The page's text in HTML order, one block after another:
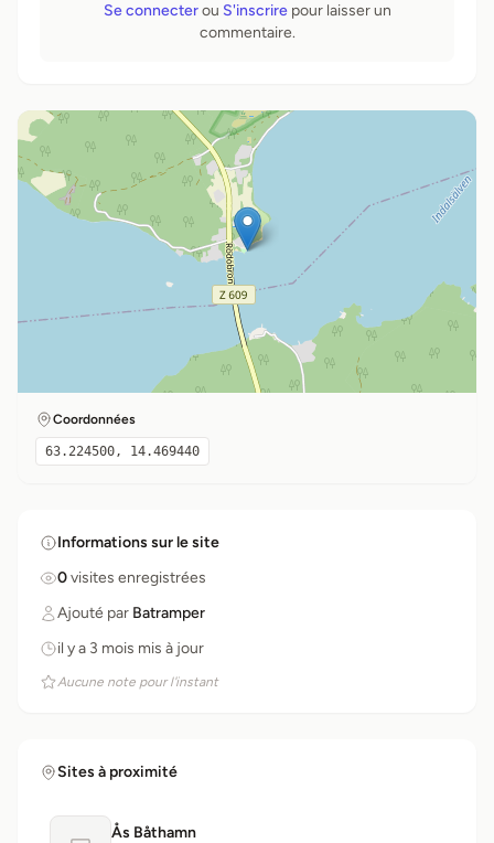
Se connecterou S'inscrirepour laisser un
commentaire.
Coordonnées
63.224500, 14.469440
Informations sur le site
0visites enregistrées
Ajouté par Batramper
il y a 3 mois mis à jour
Aucune note pour l'instant
Sites à proximité
Ås Båthamn